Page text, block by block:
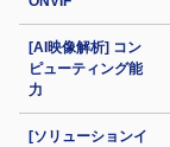
[AI映像解析] コン
ピューティング能
力
[ソリューションイ